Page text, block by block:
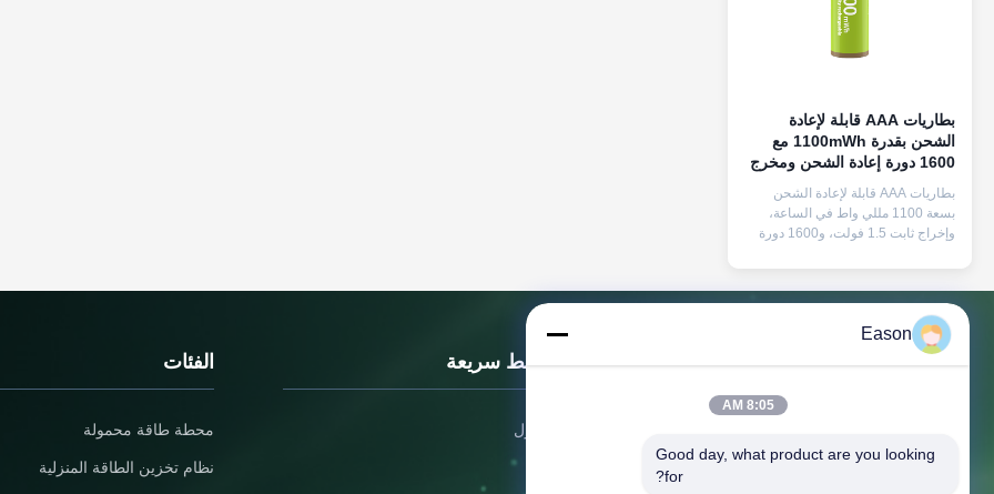
بطاريات AAA قابلة لإعادة
الشحن بقدرة 1100mWh مع
1600 دورة إعادة الشحن ومخرج
ثابت 1.5V
بطاريات AAA قابلة لإعادة الشحن
بسعة 1100 مللي واط في الساعة،
وإخراج ثابت 1.5 فولت، و1600 دورة
صديق للبيئة للبطاريات التي تستخدم
لمرة واحدة في الأجهزة الإلكترونية
المنزلية.
الجودة أولاً، الخدمة في المقام الأول،
روابط سريعة
المنزل
الفئات
محطة طاقة محمولة
نظام تخزين الطاقة المنزلية
Eason
8:05 AM
Good day, what product are you looking
for?